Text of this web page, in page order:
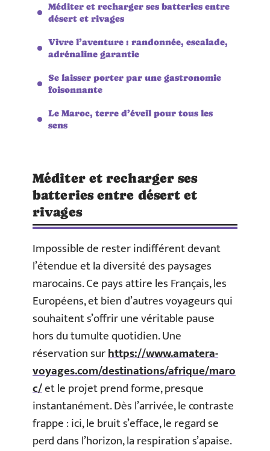
Méditer et recharger ses batteries entre
désert et rivages
Vivre l’aventure : randonnée, escalade,
adrénaline garantie
Se laisser porter par une gastronomie
foisonnante
Le Maroc, terre d’éveil pour tous les
sens
Méditer et recharger ses
batteries entre désert et
rivages
Impossible de rester indifférent devant
l’étendue et la diversité des paysages
marocains. Ce pays attire les Français, les
Européens, et bien d’autres voyageurs qui
souhaitent s’offrir une véritable pause
hors du tumulte quotidien. Une
réservation surhttps://www.amatera-
voyages.com/destinations/afrique/maro
c/et le projet prend forme, presque
instantanément. Dès l’arrivée, le contraste
frappe : ici, le bruit s’efface, le regard se
perd dans l’horizon, la respiration s’apaise.